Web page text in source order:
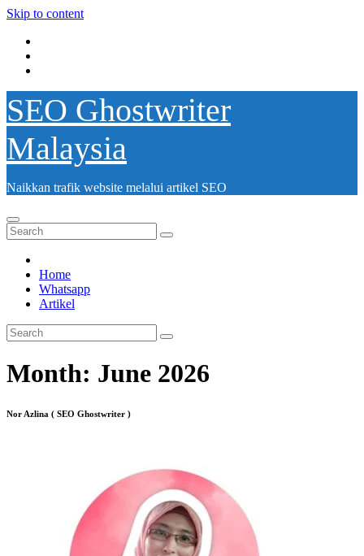
Skip to content
SEO Ghostwriter
Malaysia
Naikkan trafik website melalui artikel SEO
Home
Whatsapp
Artikel
Month: June 2026
Nor Azlina ( SEO Ghostwriter )